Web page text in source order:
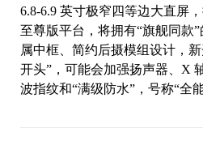
6.8-6.9 英寸极窄四等边大直屏
至尊版平台，将拥有“旗舰同款
属中框、简约后摄模组设计，
开头”，可能会加强扬声器、X
波指纹和“满级防水”，号称“全